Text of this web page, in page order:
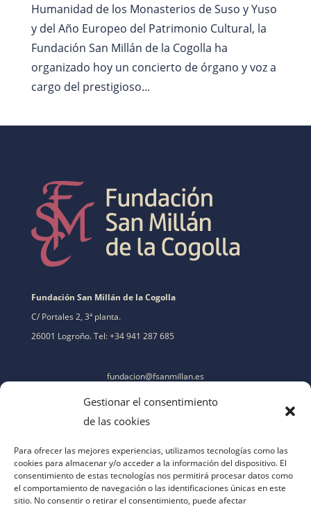
Gestionar el consentimiento
de las cookies
Para ofrecer las mejores experiencias, utilizamos tecnologías como las
cookies para almacenar y/o acceder a la información del dispositivo. El
consentimiento de estas tecnologías nos permitirá procesar datos como
el comportamiento de navegación o las identificaciones únicas en este
sitio. No consentir o retirar el consentimiento, puede afectar
Humanidad de los Monasterios de Suso y Yuso
y del Año Europeo del Patrimonio Cultural, la
Fundación San Millán de la Cogolla ha
organizado hoy un concierto de órgano y voz a
cargo del prestigioso...
Fundación San Millán de la Cogolla
C/ Portales 2, 3ª planta.
26001 Logroño. Tel: +34 941 287 685
fundacion@fsanmillan.es